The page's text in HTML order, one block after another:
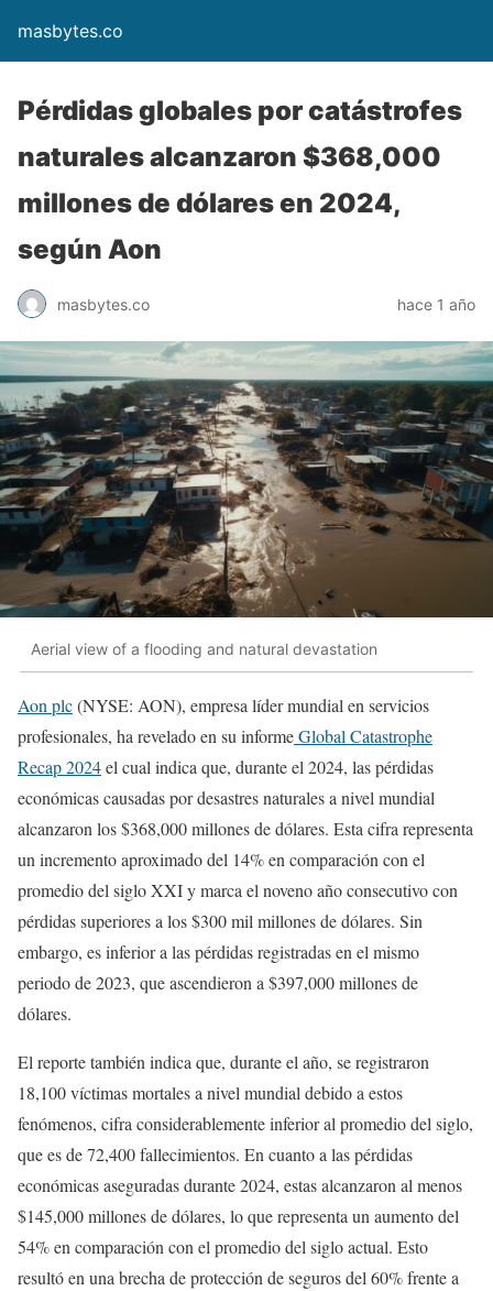
masbytes.co
Pérdidas globales por catástrofes
naturales alcanzaron $368,000
millones de dólares en 2024,
según Aon
masbytes.co hace 1 año
Aerial view of a flooding and natural devastation
Aon plc(NYSE: AON), empresa líder mundial en servicios
profesionales, ha revelado en su informeGlobal Catastrophe
Recap 2024el cual indica que, durante el 2024, las pérdidas
económicas causadas por desastres naturales a nivel mundial
alcanzaron los $368,000 millones de dólares. Esta cifra representa
un incremento aproximado del 14% en comparación con el
promedio del siglo XXI y marca el noveno año consecutivo con
pérdidas superiores a los $300 mil millones de dólares. Sin
embargo, es inferior a las pérdidas registradas en el mismo
periodo de 2023, que ascendieron a $397,000 millones de
dólares.
El reporte también indica que, durante el año, se registraron
18,100 víctimas mortales a nivel mundial debido a estos
fenómenos, cifra considerablemente inferior al promedio del siglo,
que es de 72,400 fallecimientos. En cuanto a las pérdidas
económicas aseguradas durante 2024, estas alcanzaron al menos
$145,000 millones de dólares, lo que representa un aumento del
54% en comparación con el promedio del siglo actual. Esto
resultó en una brecha de protección de seguros del 60% frente a